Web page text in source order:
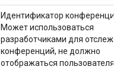
Идентификатор конференции.
Может использоваться
разработчиками для
конференций, не должно
отображаться пользователям.